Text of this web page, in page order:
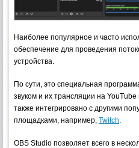
Наиболее популярное и часто
обеспечение для проведения
устройства.
По сути, это специальная
звуком и их трансляции на
также интегрировано с другими
площадками, например, Twitch
OBS Studio позволяет всего в